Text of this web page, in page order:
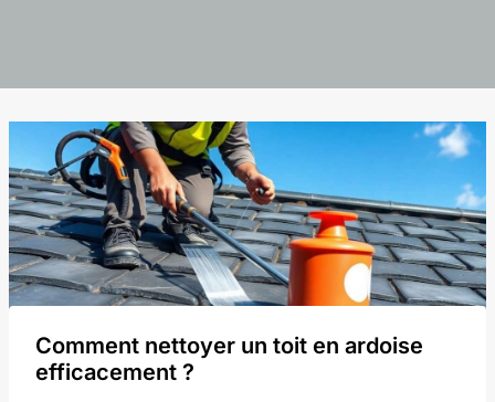
Comment nettoyer un toit en ardoise
efficacement ?